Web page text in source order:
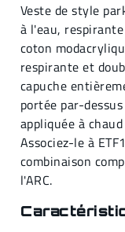
Veste de style
à l'eau,
coton
respirante et
capuche
portée par-
appliquée à
Associez-le à
combinaison
l'ARC.